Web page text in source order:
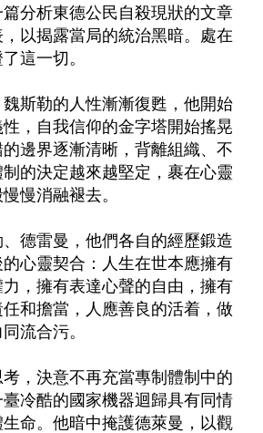
分析東德公民自殺現狀的文章
以揭露當局的統治黑暗。處在
這一切。
斯勒的人性漸漸復甦，他開始
，自我信仰的金字塔開始搖晃
邊界逐漸清晰，背離組織、不
的決定越來越堅定，裹在心靈
慢消融褪去。
德雷曼，他們各自的經歷鍛造
心靈契合：人生在世本應擁有
，擁有表達心聲的自由，擁有
和擔當，人應善良的活着，做
流合污。
，決意不再充當專制體制中的
冷酷的國家機器迴歸具有同情
命。他暗中掩護德萊曼，以觀